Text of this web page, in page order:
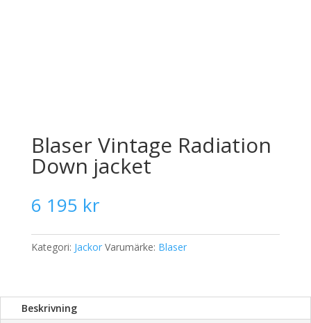
Blaser Vintage Radiation
Down jacket
6 195 kr
Kategori: Jackor Varumärke: Blaser
Beskrivning